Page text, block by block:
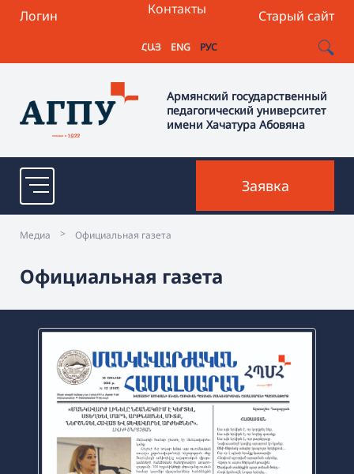
Логин Старый сайт
Контакты
ՀԱՅ ENG РУС
Армянский государственный
педагогический университет
имени Хачатура Абовяна
Заявка
Медиа > Официальная газета
Официальная газета